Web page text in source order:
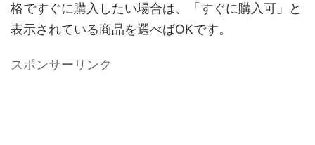
格ですぐに購入したい場合は、「すぐに購入可」と
表示されている商品を選べばOKです。
スポンサーリンク